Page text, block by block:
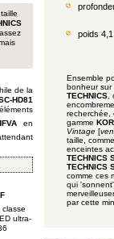
de la
HD81
en
ultra-
poids
Ensemble
bonheur sur
TECHNICS
recherchée,
gamme
Vintage [
taille,
enceintes
TECHNICS
TECHNICS
comme ces
qui
par cette